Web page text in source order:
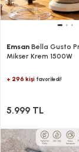
Emsan Bella Gusto
Mikser Krem 1500W
+ 296 kişi favoriledi!
5.999 TL